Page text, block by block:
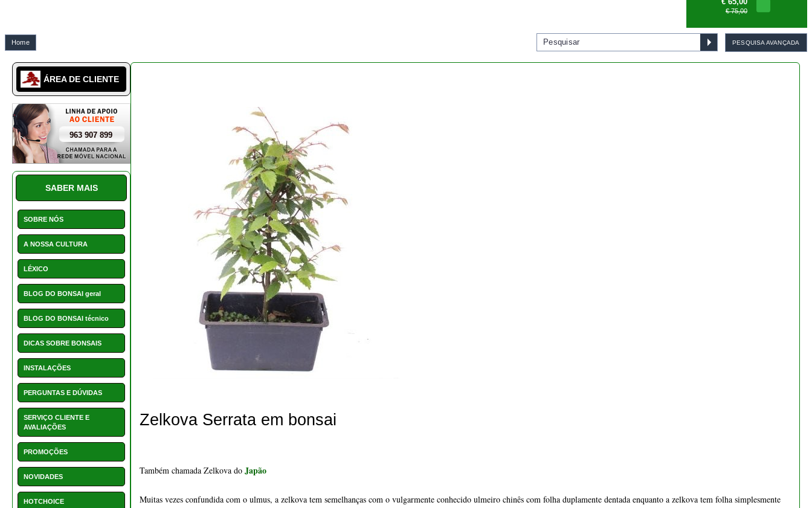
Bonsai Pinus Pentaphylla 45
€ 1.155,00
Home PESQUISA AVANÇADA
ÁREA DE CLIENTE
963 907 899
SABER MAIS
SOBRE NÓS
A NOSSA CULTURA
LÉXICO
BLOG DO BONSAI geral
BLOG DO BONSAI técnico
DICAS SOBRE BONSAIS
INSTALAÇÕES
PERGUNTAS E DÚVIDAS
SERVIÇO CLIENTE E
AVALIAÇÕES
PROMOÇÕES
NOVIDADES
HOTCHOICE
Zelkova Serrata em bonsai
Também chamada Zelkova do Japão
Muitas vezes confundida com o ulmus, a zelkova tem semelhanças com o vulgarmente conhecido ulmeiro chinês com folha duplamente dentada enquanto a zelkova tem folha simplesmente